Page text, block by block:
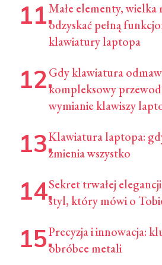
Małe elementy, wielka
odzyskać pełną
klawiatury laptopa
Gdy klawiatura
kompleksowy
wymianie klawiszy
Klawiatura laptopa:
zmienia wszystko
Sekret trwałej
styl, który mówi o
Precyzja i innowacja:
obróbce metali